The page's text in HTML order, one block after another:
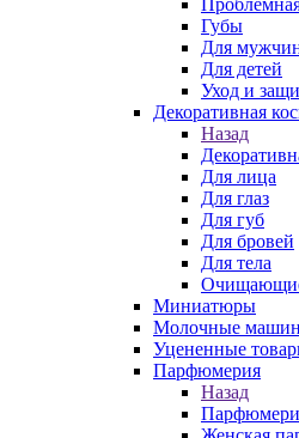
Губы
Для
Для детей
Уход и
Декоративная
Назад
Для лица
Для глаз
Для губ
Для бровей
Для тела
Очищающие
Миниатюры
Молочные
Уцененные
Парфюмерия
Назад